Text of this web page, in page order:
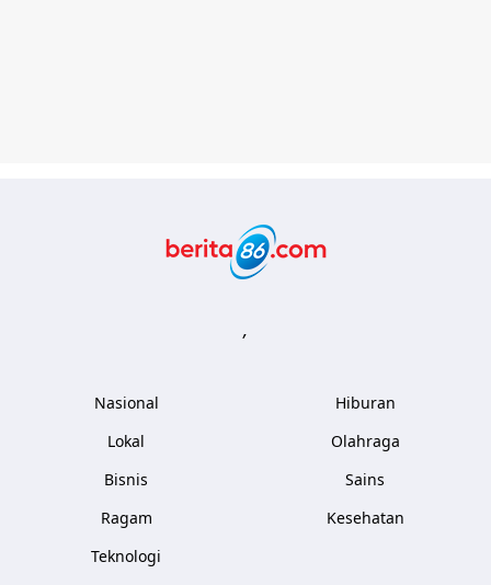
,
Nasional
Lokal
Bisnis
Ragam
Teknologi
Hiburan
Olahraga
Sains
Kesehatan